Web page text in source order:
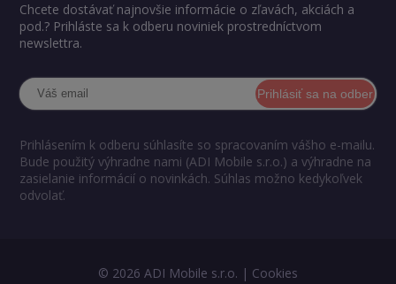
Chcete dostávať najnovšie informácie o zľavách, akciách a
pod.? Prihláste sa k odberu noviniek prostredníctvom
newslettra.
Prihlásiť sa na odber
Prihlásením k odberu súhlasíte so spracovaním vášho e-mailu.
Bude použitý výhradne nami (ADI Mobile s.r.o.) a výhradne na
zasielanie informácií o novinkách. Súhlas možno kedykoľvek
odvolať.
© 2026 ADI Mobile s.r.o. | Cookies